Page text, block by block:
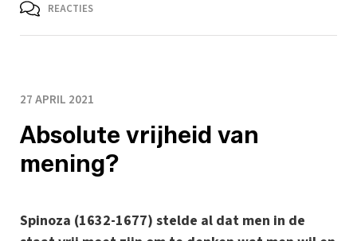
REACTIES
27 APRIL 2021
Absolute vrijheid van
mening?
Spinoza (1632-1677) stelde al dat men in de